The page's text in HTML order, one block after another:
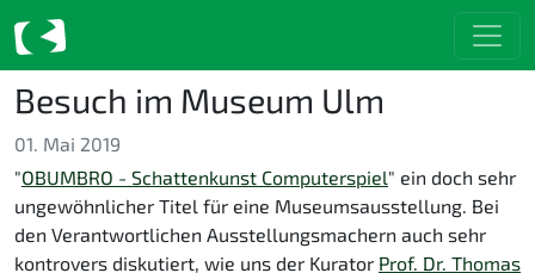
Besuch im Museum Ulm
01. Mai 2019
"OBUMBRO - Schattenkunst Computerspiel" ein doch sehr
ungewöhnlicher Titel für eine Museumsausstellung. Bei
den Verantwortlichen Ausstellungsmachern auch sehr
kontrovers diskutiert, wie uns der Kurator Prof. Dr. Thomas